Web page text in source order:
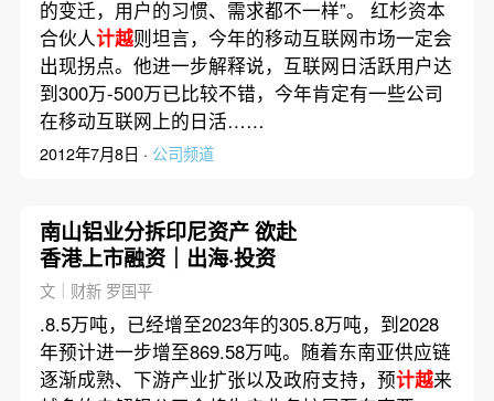
的变迁，用户的习惯、需求都不一样”。 红杉资本
合伙人计越则坦言，今年的移动互联网市场一定会
出现拐点。他进一步解释说，互联网日活跃用户达
到300万-500万已比较不错，今年肯定有一些公司
在移动互联网上的日活……
2012年7月8日 · 公司频道
南山铝业分拆印尼资产 欲赴
香港上市融资｜出海·投资
文｜财新 罗国平
.8.5万吨，已经增至2023年的305.8万吨，到2028
年预计进一步增至869.58万吨。随着东南亚供应链
逐渐成熟、下游产业扩张以及政府支持，预计越来